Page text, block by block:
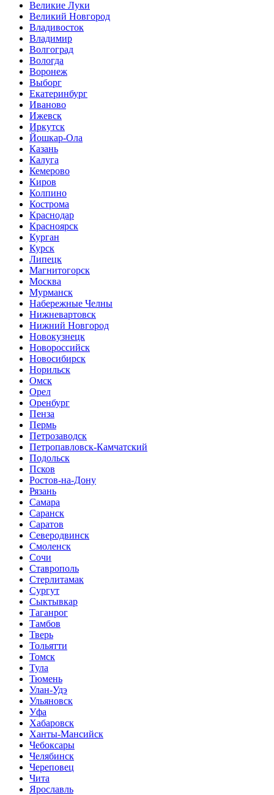
Великие Луки
Великий Новгород
Владивосток
Владимир
Волгоград
Вологда
Воронеж
Выборг
Екатеринбург
Иваново
Ижевск
Иркутск
Йошкар-Ола
Казань
Калуга
Кемерово
Киров
Колпино
Кострома
Краснодар
Красноярск
Курган
Курск
Липецк
Магнитогорск
Москва
Мурманск
Набережные Челны
Нижневартовск
Нижний Новгород
Новокузнецк
Новороссийск
Новосибирск
Норильск
Омск
Орел
Оренбург
Пенза
Пермь
Петрозаводск
Петропавловск-Камчатский
Подольск
Псков
Ростов-на-Дону
Рязань
Самара
Саранск
Саратов
Северодвинск
Смоленск
Сочи
Ставрополь
Стерлитамак
Сургут
Сыктывкар
Таганрог
Тамбов
Тверь
Тольятти
Томск
Тула
Тюмень
Улан-Удэ
Ульяновск
Уфа
Хабаровск
Ханты-Мансийск
Чебоксары
Челябинск
Череповец
Чита
Ярославль